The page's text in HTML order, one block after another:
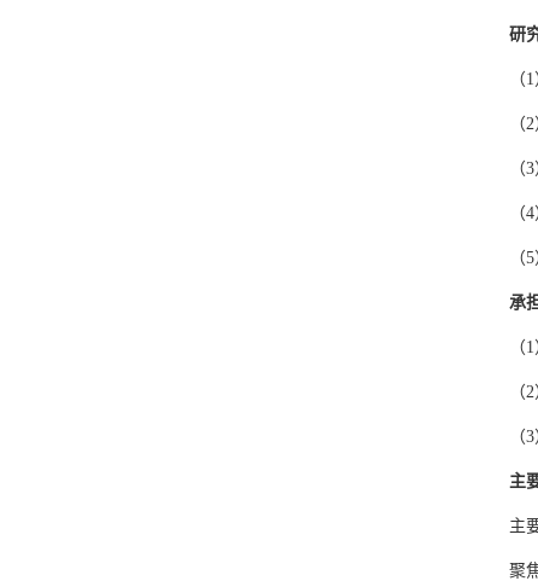
研
（
（
（
（
（
承
（
（
（
主
主
聚